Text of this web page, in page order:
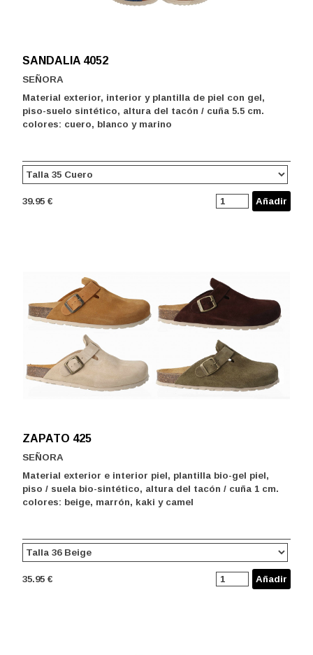
SANDALIA 4052
SEÑORA
Material exterior, interior y plantilla de piel con gel,
piso-suelo sintético, altura del tacón / cuña 5.5 cm.
colores: cuero, blanco y marino
39.95 € Añadir
ZAPATO 425
SEÑORA
Material exterior e interior piel, plantilla bio-gel piel,
piso / suela bio-sintético, altura del tacón / cuña 1 cm.
colores: beige, marrón, kaki y camel
35.95 € Añadir